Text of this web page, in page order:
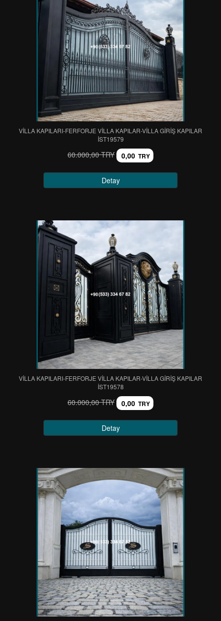
VİLLA KAPILARI-FERFORJE VİLLA KAPILAR-VİLLA GİRİŞ KAPILAR
IST19579
60.000,00 TRY 0,00 TRY
Detay
VİLLA KAPILARI-FERFORJE VİLLA KAPILAR-VİLLA GİRİŞ KAPILAR
IST19578
60.000,00 TRY 0,00 TRY
Detay